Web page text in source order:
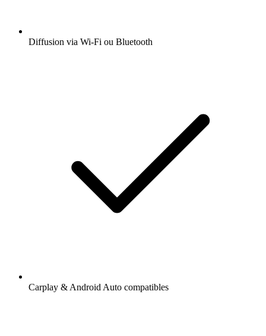
Diffusion via Wi-Fi ou Bluetooth
Carplay & Android Auto compatibles